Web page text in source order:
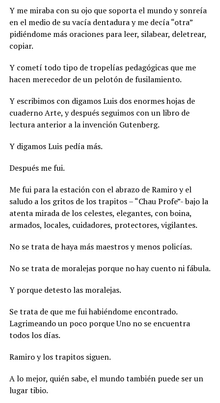
Y me miraba con su ojo que soporta el mundo y sonreía
en el medio de su vacía dentadura y me decía “otra”
pidiéndome más oraciones para leer, silabear, deletrear,
copiar.
Y cometí todo tipo de tropelías pedagógicas que me
hacen merecedor de un pelotón de fusilamiento.
Y escribimos con digamos Luis dos enormes hojas de
cuaderno Arte, y después seguimos con un libro de
lectura anterior a la invención Gutenberg.
Y digamos Luis pedía más.
Después me fui.
Me fui para la estación con el abrazo de Ramiro y el
saludo a los gritos de los trapitos – “Chau Profe”- bajo la
atenta mirada de los celestes, elegantes, con boina,
armados, locales, cuidadores, protectores, vigilantes.
No se trata de haya más maestros y menos policías.
No se trata de moralejas porque no hay cuento ni fábula.
Y porque detesto las moralejas.
Se trata de que me fui habiéndome encontrado.
Lagrimeando un poco porque Uno no se encuentra
todos los días.
Ramiro y los trapitos siguen.
A lo mejor, quién sabe, el mundo también puede ser un
lugar tibio.